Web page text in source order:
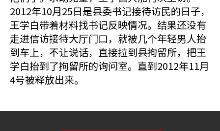
2012年10月25日是县委书记接待访民的日子，
王学白带着材料找书记反映情况。结果还没有
走进信访接待大厅门口，就被几个年轻男人抬
到车上，不让说话，直接拉到县拘留所，把王
学白抬到了拘留所的询问室。直到2012年11月
4号被释放出来。